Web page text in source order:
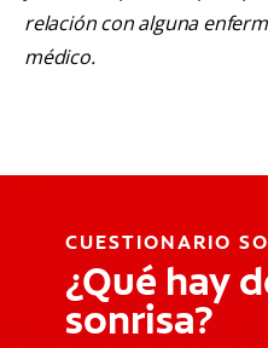
relación con alguna
médico.
CUESTIONARIO
¿Qué hay
sonrisa?